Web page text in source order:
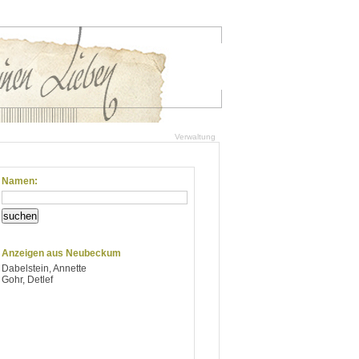
Verwaltung
Namen:
suchen
Anzeigen aus Neubeckum
Dabelstein, Annette
Gohr, Detlef